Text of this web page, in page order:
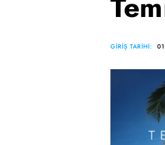
GİRİŞ TARİHİ: